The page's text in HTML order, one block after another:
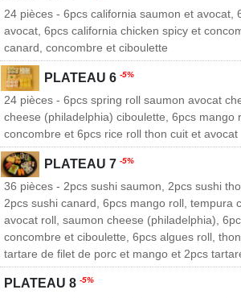
24 pièces - 6pcs california saumon et avocat,
avocat, 6pcs california chicken spicy et
canard, concombre et ciboulette
PLATEAU 6 -5%
24 pièces - 6pcs spring roll saumon avocat
cheese (philadelphia) ciboulette, 6pcs mango
concombre et 6pcs rice roll thon cuit et avocat
PLATEAU 7 -5%
36 pièces - 2pcs sushi saumon, 2pcs sushi
2pcs sushi canard, 6pcs mango roll, tempura
avocat roll, saumon cheese (philadelphia),
concombre et ciboulette, 6pcs algues roll,
tartare de filet de porc et mango et 2pcs
PLATEAU 8 -5%